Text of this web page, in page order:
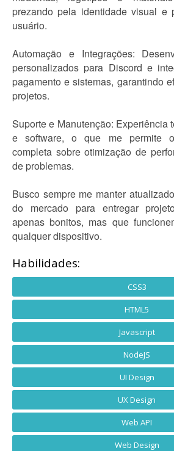
prezando pela identidade visual e
usuário.
Automação e Integrações:
personalizados para Discord e
pagamento e sistemas, garantindo
projetos.
Suporte e Manutenção: Experiência
e software, o que me permite
completa sobre otimização de
de problemas.
Busco sempre me manter
do mercado para entregar
apenas bonitos, mas que
qualquer dispositivo.
Habilidades:
CSS3
HTML5
Javascript
NodeJS
UI Design
UX Design
Web API
Web Design